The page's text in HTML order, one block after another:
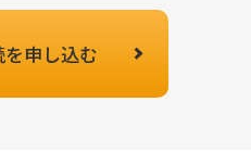
を申し込む